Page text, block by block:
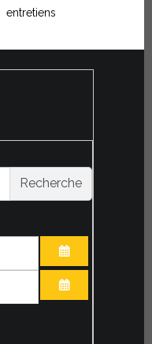
entretiens
Recherche
OUVRIR LE